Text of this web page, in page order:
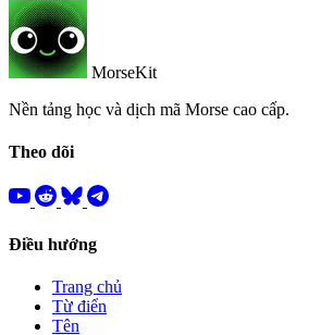
MorseKit
Nền tảng học và dịch mã Morse cao cấp.
Theo dõi
Điều hướng
Trang chủ
Từ điển
Tên